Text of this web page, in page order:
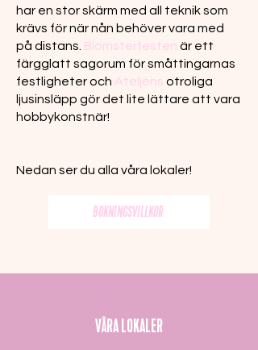
har en stor skärm med all teknik som
krävs för när nån behöver vara med
på distans. Blomsterfesten är ett
färgglatt sagorum för småttingarnas
festligheter och Ateljéns otroliga
ljusinsläpp gör det lite lättare att vara
hobbykonstnär!
Nedan ser du alla våra lokaler!
BOKNINGSVILLKOR
VÅRA LOKALER